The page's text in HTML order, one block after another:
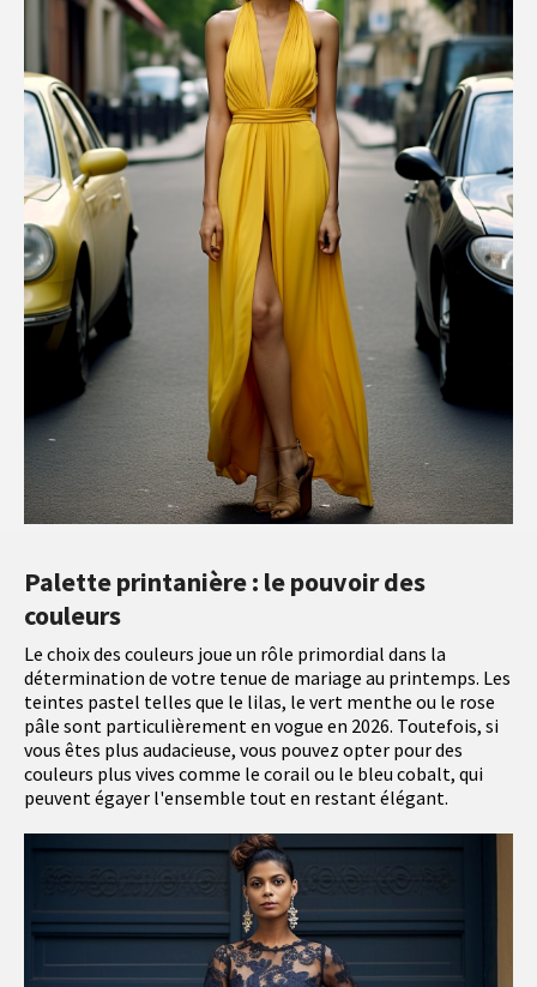
Palette printanière : le pouvoir des
couleurs
Le choix des couleurs joue un rôle primordial dans la
détermination de votre tenue de mariage au printemps. Les
teintes pastel telles que le lilas, le vert menthe ou le rose
pâle sont particulièrement en vogue en 2026. Toutefois, si
vous êtes plus audacieuse, vous pouvez opter pour des
couleurs plus vives comme le corail ou le bleu cobalt, qui
peuvent égayer l'ensemble tout en restant élégant.